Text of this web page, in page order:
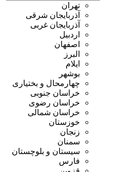
تهران
آذربایجان شرقی
آذربایجان غربی
اردبیل
اصفهان
البرز
ایلام
بوشهر
چهارمحال و بختیاری
خراسان جنوبی
خراسان رضوی
خراسان شمالی
خوزستان
زنجان
سمنان
سیستان و بلوچستان
فارس